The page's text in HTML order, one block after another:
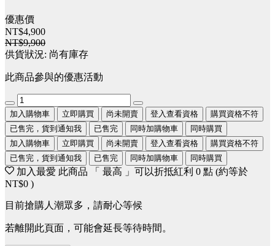
優惠價
NT$4,900
NT$9,900
供貨狀況: 尚有庫存
此商品參與的優惠活動
加入購物車 立即購買 尚未開賣 登入查看資格
購買資格不符
已售完，貨到通知我
已售完 同時加購物車
同時購買
加入購物車
立即購買 尚未開賣 登入查看資格
購買資格不符
已售完，貨到通知我
已售完 同時加購物車 同時購買
加入最愛 此商品 「 最高 」可以折抵紅利 0 點 (約等於
NT$0 )
目前搶購人潮眾多，請耐心等候
若離開此頁面，可能會延長等待時間。